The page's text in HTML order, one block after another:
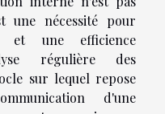
une nécessité pour
et une efficience
régulière des
sur lequel repose
d'une